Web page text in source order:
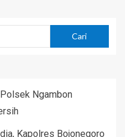
Ngambon
Kapolres Bojonegoro